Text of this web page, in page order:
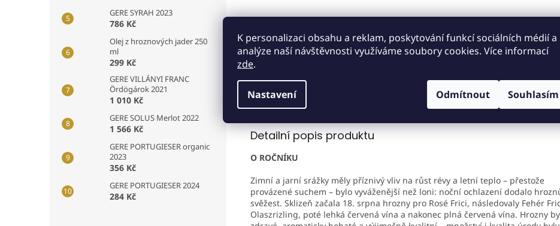
K personalizaci obsahu a reklam, poskytování funkcí sociálních médií a
analýze naší návštěvnosti využíváme soubory cookies. Více informací
zde.
Nastavení Odmítnout Souhlasím
GERE SYRAH 2023
786 Kč
Olej z hroznových jader 250
ml
299 Kč
GERE VILLÁNYI FRANC
Ördögárok 2021
1 010 Kč
GERE SOLUS Merlot 2022
1 566 Kč
GERE PORTUGIESER organic
2023
356 Kč
GERE PORTUGIESER 2024
284 Kč
Dárkové balení
dle objednávky
Včasné doručení
do druhého dne v Brně
Popis Diskuze
Detailní popis produktu
O ROČNÍKU
Zimní a jarní srážky měly příznivý vliv na růst révy a letní teplo – přestože
provázené suchem – bylo vyváženější než loni: noční ochlazení dodalo
svěžest. Sklizeň začala 18. srpna hrozny pro Rosé Frici, následovaly Fehér
Olaszrizling, poté lehká červená vína a nakonec plná červená vína. Hrozny